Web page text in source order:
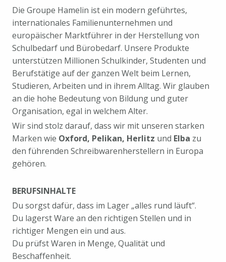
Die Groupe Hamelin ist ein modern geführtes,
internationales Familien­unternehmen und
europäischer Marktführer in der Herstellung von
Schulbedarf und Bürobedarf. Unsere Produkte
unterstützen Millionen Schulkinder, Studenten und
Berufstätige auf der ganzen Welt beim Lernen,
Studieren, Arbeiten und in ihrem Alltag. Wir glauben
an die hohe Bedeutung von Bildung und guter
Organisation, egal in welchem Alter.
Wir sind stolz darauf, dass wir mit unseren starken
Marken wie Oxford, Pelikan, Herlitz und Elba zu
den führenden Schreibwarenherstellern in Europa
gehören.
BERUFSINHALTE
Du sorgst dafür, dass im Lager „alles rund läuft“.
Du lagerst Ware an den richtigen Stellen und in
richtiger Mengen ein und aus.
Du prüfst Waren in Menge, Qualität und
Beschaffenheit.